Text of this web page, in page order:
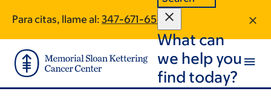
main
content
footer
Para citas, llame al: 347-671-6512
What can
we help you
find today?